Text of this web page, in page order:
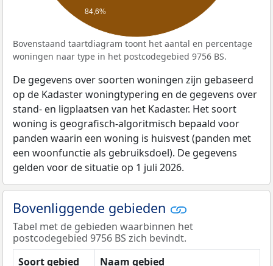
84,6%
Bovenstaand taartdiagram toont het aantal en percentage
woningen naar type in het postcodegebied 9756 BS.
De gegevens over soorten woningen zijn gebaseerd
op de Kadaster woningtypering en de gegevens over
stand- en ligplaatsen van het Kadaster. Het soort
woning is geografisch-algoritmisch bepaald voor
panden waarin een woning is huisvest (panden met
een woonfunctie als gebruiksdoel). De gegevens
gelden voor de situatie op 1 juli 2026.
Bovenliggende gebieden
Tabel met de gebieden waarbinnen het
postcodegebied 9756 BS zich bevindt.
Soort gebied
Naam gebied